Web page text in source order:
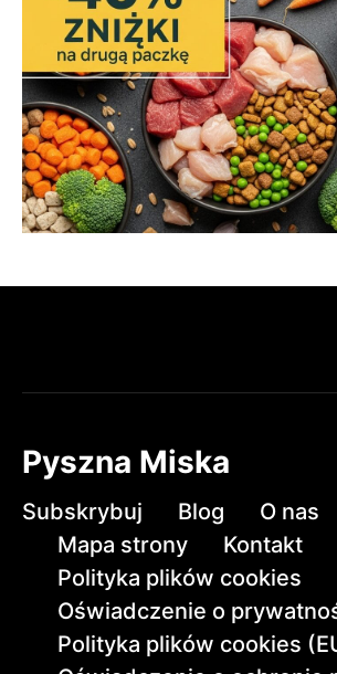
Pyszna Miska
Subskrybuj Blog
O nas
Mapa strony
Kontakt
Polityka plików cookies
Oświadczenie o
Polityka plików cookies